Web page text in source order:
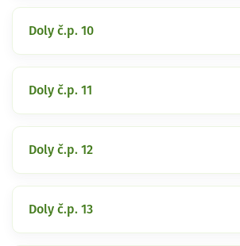
Doly č.p. 10
Doly č.p. 11
Doly č.p. 12
Doly č.p. 13